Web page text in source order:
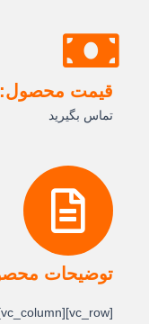
قیمت محصول:
تماس بگیرید
توضیحات محصول